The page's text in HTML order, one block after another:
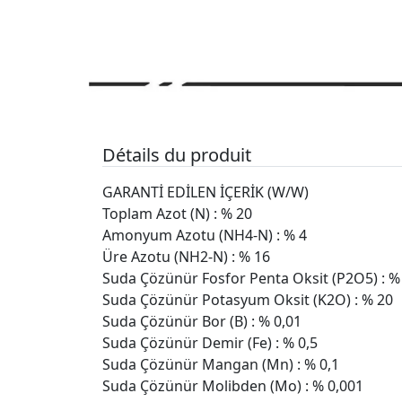
Détails du produit
GARANTİ EDİLEN İÇERİK (W/W)
Toplam Azot (N) : % 20
Amonyum Azotu (NH4-N) : % 4
Üre Azotu (NH2-N) : % 16
Suda Çözünür Fosfor Penta Oksit (P2O5) :
Suda Çözünür Potasyum Oksit (K2O) : % 20
Suda Çözünür Bor (B) : % 0,01
Suda Çözünür Demir (Fe) : % 0,5
Suda Çözünür Mangan (Mn) : % 0,1
Suda Çözünür Molibden (Mo) : % 0,001